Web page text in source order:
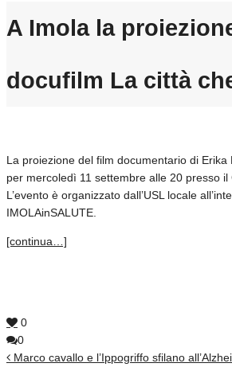
A Imola la
docufilm La città
La proiezione del film documentario di Erika
per mercoledì 11 settembre alle 20 presso il
L’evento è organizzato dall’USL locale
IMOLAinSALUTE.
[continua…]
0
0
Marco cavallo e l’Ippogriffo sfilano